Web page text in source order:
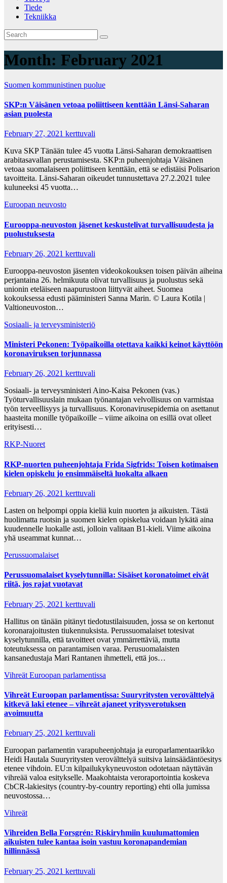
Tiede
Tekniikka
Month: February 2021
Suomen kommunistinen puolue
SKP:n Väisänen vetoaa poliittiseen kenttään Länsi-Saharan
asian puolesta
February 27, 2021 kerttuvali
Kuva SKP Tänään tulee 45 vuotta Länsi-Saharan demokraattisen
arabitasavallan perustamisesta. SKP:n puheenjohtaja Väisänen
vetoaa suomalaiseen poliittiseen kenttään, että se edistäisi Polisarion
tavoitteita. Länsi-Saharan oikeudet tunnustettava 27.2.2021 tulee
kuluneeksi 45 vuotta…
Euroopan neuvosto
Eurooppa-neuvoston jäsenet keskustelivat turvallisuudesta ja
puolustuksesta
February 26, 2021 kerttuvali
Eurooppa-neuvoston jäsenten videokokouksen toisen päivän aiheina
perjantaina 26. helmikuuta olivat turvallisuus ja puolustus sekä
unionin eteläiseen naapurustoon liittyvät aiheet. Suomea
kokouksessa edusti pääministeri Sanna Marin. © Laura Kotila |
Valtioneuvoston…
Sosiaali- ja terveysministeriö
Ministeri Pekonen: Työpaikoilla otettava kaikki keinot käyttöön
koronaviruksen torjunnassa
February 26, 2021 kerttuvali
Sosiaali- ja terveysministeri Aino-Kaisa Pekonen (vas.)
Työturvallisuuslain mukaan työnantajan velvollisuus on varmistaa
työn terveellisyys ja turvallisuus. Koronavirusepidemia on asettanut
haasteita monille työpaikoille – viime aikoina on esillä ovat olleet
erityisesti…
RKP-Nuoret
RKP-nuorten puheenjohtaja Frida Sigfrids: Toisen kotimaisen
kielen opiskelu jo ensimmäiseltä luokalta alkaen
February 26, 2021 kerttuvali
Lasten on helpompi oppia kieliä kuin nuorten ja aikuisten. Tästä
huolimatta ruotsin ja suomen kielen opiskelua voidaan lykätä aina
kuudennelle luokalle asti, jolloin valitaan B1-kieli. Viime aikoina
yhä useammat kunnat…
Perussuomalaiset
Perussuomalaiset kyselytunnilla: Sisäiset koronatoimet eivät
riitä, jos rajat vuotavat
February 25, 2021 kerttuvali
Hallitus on tänään pitänyt tiedotustilaisuuden, jossa se on kertonut
koronarajoitusten tiukennuksista. Perussuomalaiset totesivat
kyselytunnilla, että tavoitteet ovat ymmärrettäviä, mutta
toteutuksessa on parantamisen varaa. Perusuomalaisten
kansanedustaja Mari Rantanen ihmetteli, että jos…
Vihreät Euroopan parlamentissa
Vihreät Euroopan parlamentissa: Suuryritysten verovälttelyä
kitkevä laki etenee – vihreät ajaneet yritysverotuksen
avoimuutta
February 25, 2021 kerttuvali
Euroopan parlamentin varapuheenjohtaja ja europarlamentaarikko
Heidi Hautala Suuryritysten verovälttelyä suitsiva lainsäädäntöesitys
etenee vihdoin. EU:n kilpailukykyneuvoston odotetaan näyttävän
vihreää valoa esitykselle. Maakohtaista veroraportointia koskeva
CbCR-lakiesitys (country-by-country reporting) ehti olla jumissa
neuvostossa…
Vihreät
Vihreiden Bella Forsgrén: Riskiryhmiin kuulumattomien
aikuisten tulee kantaa isoin vastuu koronapandemian
hillinnässä
February 25, 2021 kerttuvali